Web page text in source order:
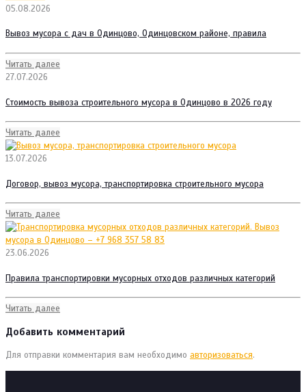
05.08.2026
Вывоз мусора с дач в Одинцово, Одинцовском районе, правила
Читать далее
27.07.2026
Стоимость вывоза строительного мусора в Одинцово в 2026 году
Читать далее
13.07.2026
Договор, вывоз мусора, транспортировка строительного мусора
Читать далее
23.06.2026
Правила транспортировки мусорных отходов различных категорий
Читать далее
Добавить комментарий
Для отправки комментария вам необходимо авторизоваться.